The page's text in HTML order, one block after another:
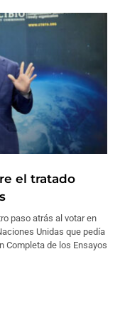
el tratado
paso atrás al votar en
Unidas que pedía
Completa de los Ensayos